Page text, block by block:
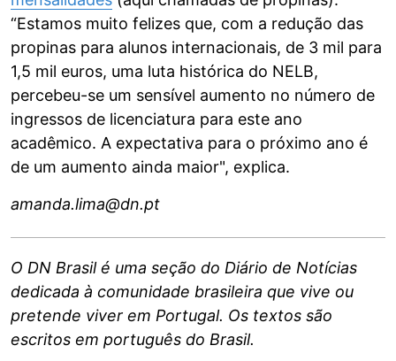
“Estamos muito felizes que, com a redução das
propinas para alunos internacionais, de 3 mil para
1,5 mil euros, uma luta histórica do NELB,
percebeu-se um sensível aumento no número de
ingressos de licenciatura para este ano
acadêmico. A expectativa para o próximo ano é
de um aumento ainda maior", explica.
amanda.lima@dn.pt
O DN Brasil é uma seção do Diário de Notícias
dedicada à comunidade brasileira que vive ou
pretende viver em Portugal. Os textos são
escritos em português do Brasil.